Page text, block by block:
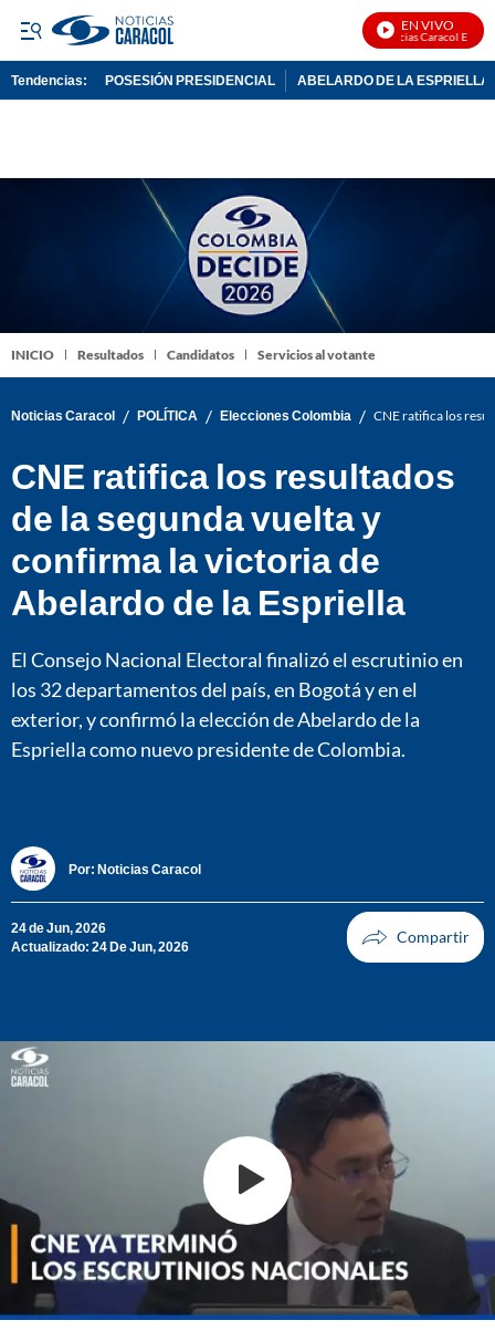
EN VIVO
Noticias Caracol En Vivo
Tendencias: POSESIÓN PRESIDENCIAL ABELARDO DE LA ESPRIELLA
INICIO Resultados Candidatos Servicios al votante
Noticias Caracol / POLÍTICA / Elecciones Colombia / CNE ratifica los
CNE ratifica los resultados
de la segunda vuelta y
confirma la victoria de
Abelardo de la Espriella
El Consejo Nacional Electoral finalizó el escrutinio en
los 32 departamentos del país, en Bogotá y en el
exterior, y confirmó la elección de Abelardo de la
Espriella como nuevo presidente de Colombia.
Por: Noticias Caracol
24 de Jun, 2026
Actualizado: 24 De Jun, 2026